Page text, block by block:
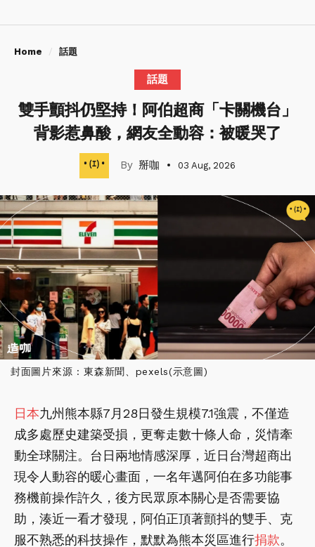
Home 話題
話題
雙手顫抖仍堅持！阿伯超商「卡關機台」
背影惹鼻酸，網友全動容：被暖哭了
掰咖 03 Aug, 2026
封面圖片來源 : 東森新聞、pexels(示意圖)
日本九州熊本縣7月28日發生規模7.1強震，不僅造
成多處歷史建築受損，更奪走數十條人命，災情牽
動全球關注。台日兩地情感深厚，近日台灣超商出
現令人動容的暖心畫面，一名年邁阿伯在多功能事
務機前操作許久，後方民眾原本關心是否需要協
助，湊近一看才發現，阿伯正頂著顫抖的雙手、克
服不熟悉的科技操作，默默為熊本災區進行捐款。